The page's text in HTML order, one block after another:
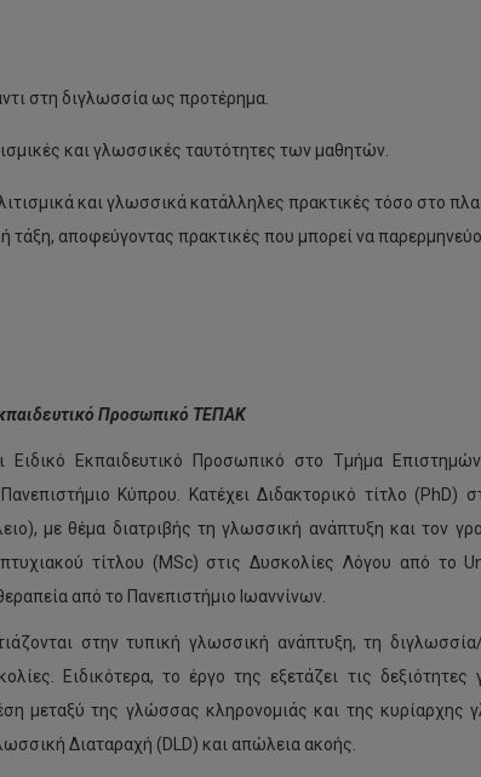
στη διγλωσσία ως προτέρημα.
και γλωσσικές ταυτότητες των μαθητών.
και γλωσσικά κατάλληλες πρακτικές τόσο στο
τάξη, αποφεύγοντας πρακτικές που μπορεί να
Προσωπικό ΤΕΠΑΚ
Εκπαιδευτικό Προσωπικό στο Τμήμα
Κύπρου. Κατέχει Διδακτορικό τίτλο
με θέμα διατριβής τη γλωσσική ανάπτυξη και τον
τίτλου (MSc) στις Δυσκολίες Λόγου από το
από το Πανεπιστήμιο Ιωαννίνων.
στην τυπική γλωσσική ανάπτυξη, τη
Ειδικότερα, το έργο της εξετάζει τις
μεταξύ της γλώσσας κληρονομιάς και της
Διαταραχή (DLD) και απώλεια ακοής.